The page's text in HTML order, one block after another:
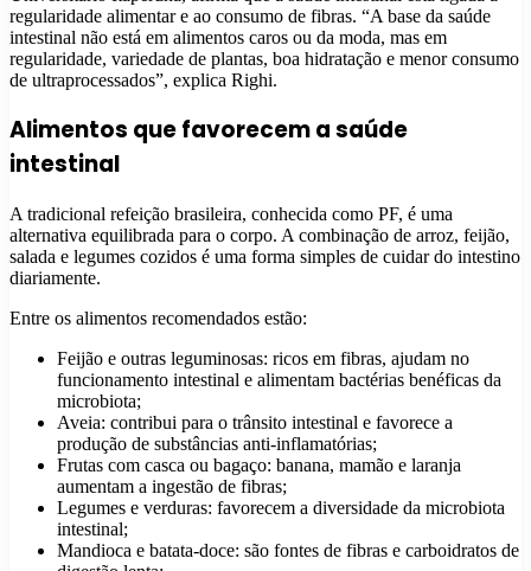
regularidade alimentar e ao consumo de fibras. “A base da saúde
intestinal não está em alimentos caros ou da moda, mas em
regularidade, variedade de plantas, boa hidratação e menor consumo
de ultraprocessados”, explica Righi.
Alimentos que favorecem a saúde
intestinal
A tradicional refeição brasileira, conhecida como PF, é uma
alternativa equilibrada para o corpo. A combinação de arroz, feijão,
salada e legumes cozidos é uma forma simples de cuidar do intestino
diariamente.
Entre os alimentos recomendados estão:
Feijão e outras leguminosas: ricos em fibras, ajudam no
funcionamento intestinal e alimentam bactérias benéficas da
microbiota;
Aveia: contribui para o trânsito intestinal e favorece a
produção de substâncias anti-inflamatórias;
Frutas com casca ou bagaço: banana, mamão e laranja
aumentam a ingestão de fibras;
Legumes e verduras: favorecem a diversidade da microbiota
intestinal;
Mandioca e batata-doce: são fontes de fibras e carboidratos de